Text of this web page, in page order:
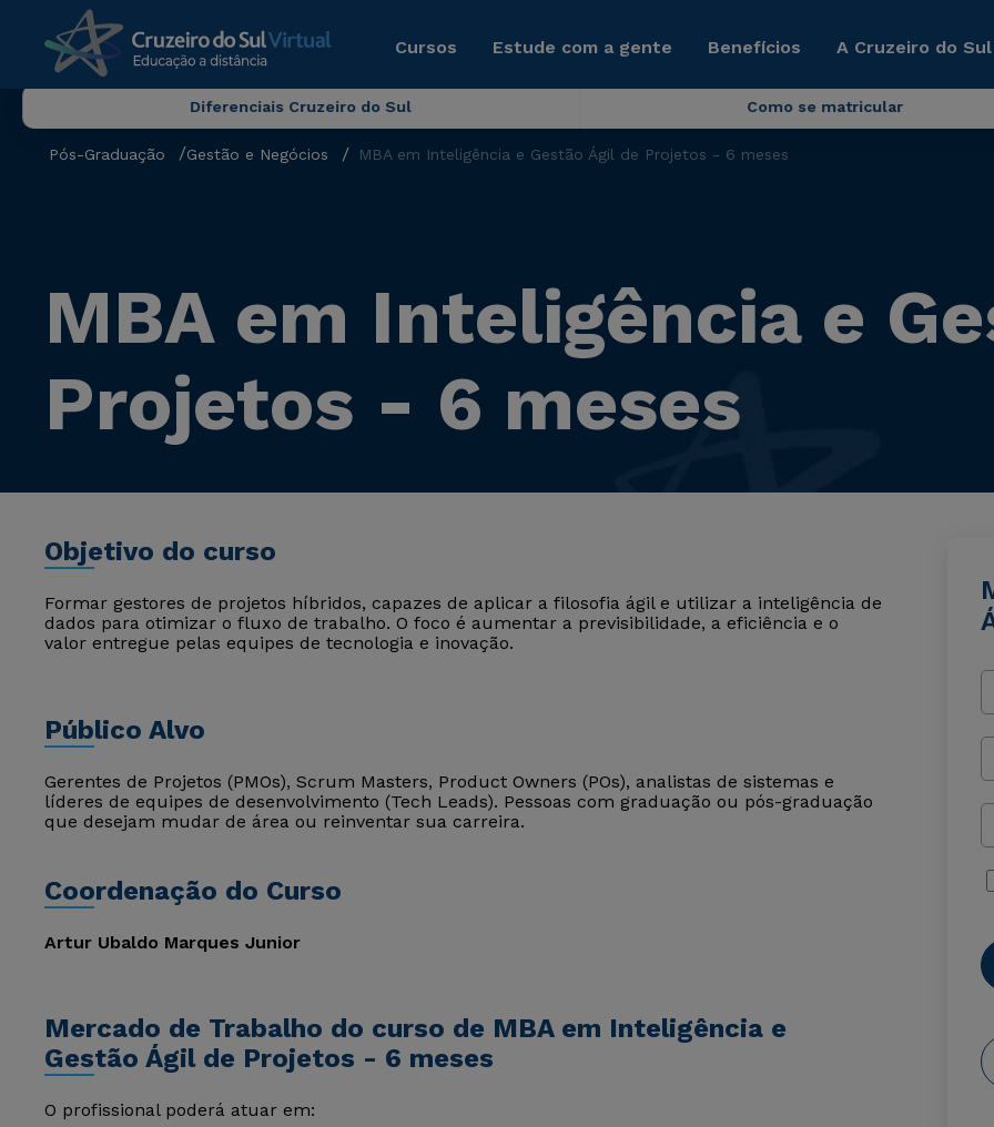
Cursos Estude com a gente Benefícios A Cruzeiro do
Diferenciais Cruzeiro do Sul Como se matricular
Pós-Graduação Gestão e Negócios MBA em Inteligência e Gestão Ágil de Projetos - 6 meses
MBA em Inteligência e
Projetos - 6 meses
Objetivo do curso
Formar gestores de projetos híbridos, capazes de aplicar a filosofia ágil e utilizar a inteligência de
dados para otimizar o fluxo de trabalho. O foco é aumentar a previsibilidade, a eficiência e o
valor entregue pelas equipes de tecnologia e inovação.
Público Alvo
Gerentes de Projetos (PMOs), Scrum Masters, Product Owners (POs), analistas de sistemas e
líderes de equipes de desenvolvimento (Tech Leads). Pessoas com graduação ou pós-graduação
que desejam mudar de área ou reinventar sua carreira.
Coordenação do Curso
Artur Ubaldo Marques Junior
Mercado de Trabalho do curso de MBA em Inteligência e
Gestão Ágil de Projetos - 6 meses
O profissional poderá atuar em: